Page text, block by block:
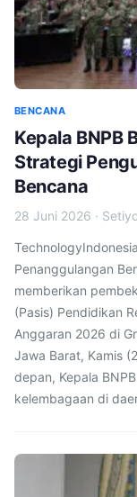
BENCANA
Kepala BNPB
Strategi
Bencana
28 Juni 2026 ·
Penanggulangan
memberikan
(Pasis) Pendidikan
Anggaran 2026 di
Jawa Barat, Kamis
depan, Kepala
kelembagaan di